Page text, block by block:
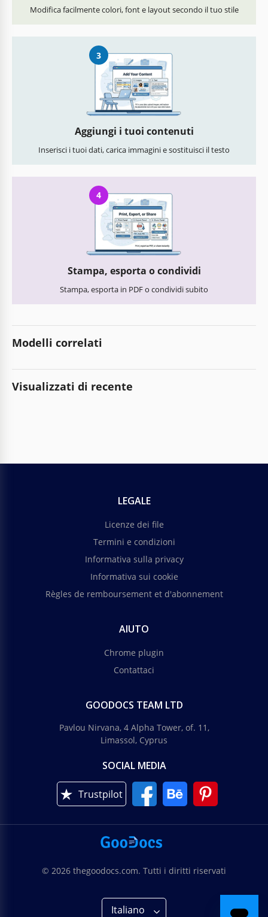
Modifica facilmente colori, font e layout secondo il tuo stile
3
Aggiungi i tuoi contenuti
Inserisci i tuoi dati, carica immagini e sostituisci il testo
4
Stampa, esporta o condividi
Stampa, esporta in PDF o condividi subito
Modelli correlati
Visualizzati di recente
LEGALE
Licenze dei file
Termini e condizioni
Informativa sulla privacy
Informativa sui cookie
Règles de remboursement et d'abonnement
AIUTO
Chrome plugin
Contattaci
GOODOCS TEAM LTD
Pavlou Nirvana, 4 Alpha Tower, of. 11,
Limassol, Cyprus
SOCIAL MEDIA
Trustpilot
© 2026 thegoodocs.com. Tutti i diritti riservati
Italiano